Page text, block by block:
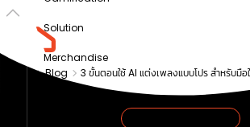
Solution
Merchandise
Blog 3 ขั้นตอนใช้ AI แต่งเพลงแบบโปร สำหรับมือ